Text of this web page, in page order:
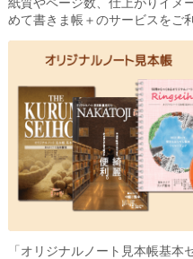
めて書きま帳＋のサービスをご
「オリジナルノート見本帳基本